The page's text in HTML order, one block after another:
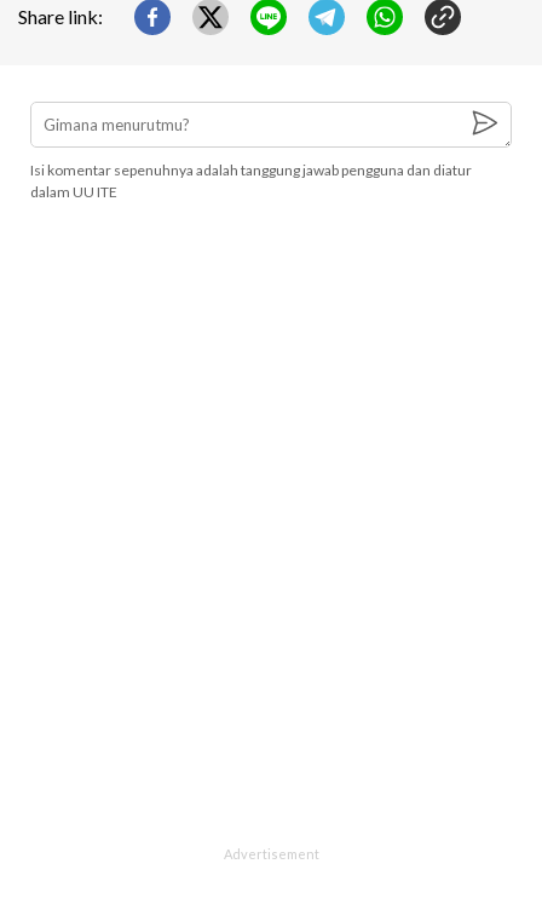
Share link:
Isi komentar sepenuhnya adalah tanggung jawab pengguna dan diatur
dalam UU ITE